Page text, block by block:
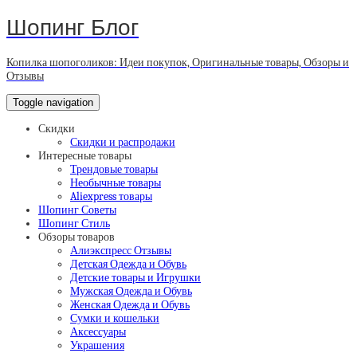
Шопинг Блог
Копилка шопоголиков: Идеи покупок, Оригинальные товары, Обзоры и
Отзывы
Toggle navigation
Скидки
Скидки и распродажи
Интересные товары
Трендовые товары
Необычные товары
Aliexpress товары
Шопинг Советы
Шопинг Стиль
Обзоры товаров
Алиэкспресс Отзывы
Детская Одежда и Обувь
Детские товары и Игрушки
Мужская Одежда и Обувь
Женская Одежда и Обувь
Сумки и кошельки
Аксессуары
Украшения